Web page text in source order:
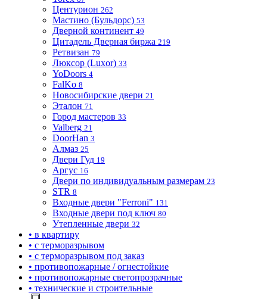
Центурион 262
Мастино (Бульдорс) 53
Дверной континент 49
Цитадель Дверная биржа 219
Ретвизан 79
Люксор (Luxor) 33
YoDoors 4
FalKo 8
Новосибирские двери 21
Эталон 71
Город мастеров 33
Valberg 21
DoorHan 3
Алмаз 25
Двери Гуд 19
Аргус 16
Двери по индивидуальным размерам 23
STR 8
Входные двери "Ferroni" 131
Входные двери под ключ 80
Утепленные двери 32
• в квартиру
• с терморазрывом
• с терморазрывом под заказ
• противопожарные / огнестойкие
• противопожарные светопрозрачные
• технические и строительные